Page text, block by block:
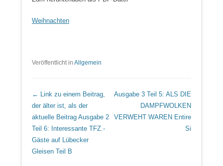
Weihnachten
Veröffentlicht in Allgemein
Beitrags Übersicht
← Link zu einem Beitrag,
der älter ist, als der
aktuelle Beitrag Ausgabe 2
Teil 6: Interessante TFZ.-
Gäste auf Lübecker
Gleisen Teil B
Ausgabe 3 Teil 5: ALS DIE
DAMPFWOLKEN
VERWEHT WAREN Entire
Si